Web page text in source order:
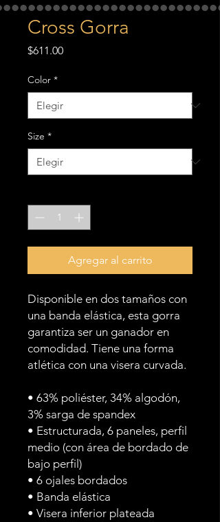
Cross Gorra
$611.00Precio
Color *
Size *
Agregar al carrito
Disponible en dos tamaños con
una banda elástica, esta gorra
garantiza ser un ganador en
comodidad. Tiene una forma
atlética con una visera curvada.
• 63% poliéster, 34% algodón,
3% sarga de spandex
• Estructurada, 6 paneles, perfil
medio (con área de bordado de
bajo perfil)
• 6 ojales bordados
• Banda elástica
• Visera inferior plateada